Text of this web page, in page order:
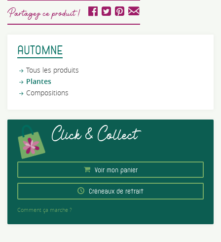
AUTOMNE
Tous les produits
Plantes
Compositions
Click & Collect
Voir mon panier
Créneaux de retrait
Comment ça marche ?
Partagez ce produit !